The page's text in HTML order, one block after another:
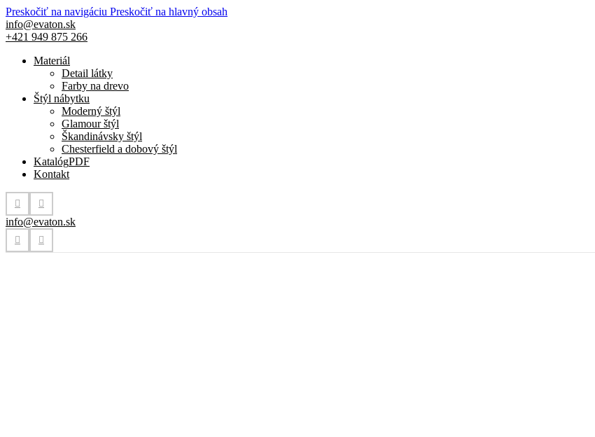
Preskočiť na navigáciu Preskočiť na hlavný obsah
info@evaton.sk
+421 949 875 266
Materiál
Detail látky
Farby na drevo
Štýl nábytku
Moderný štýl
Glamour štýl
Škandinávsky štýl
Chesterfield a dobový štýl
KatalógPDF
Kontakt
info@evaton.sk